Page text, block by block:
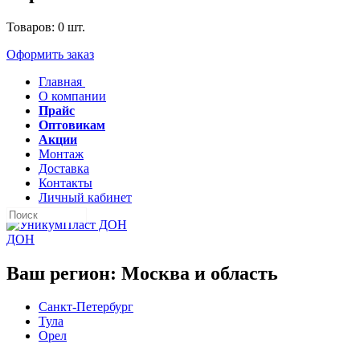
Товаров: 0 шт.
Оформить заказ
Главная
О компании
Прайс
Оптовикам
Акции
Монтаж
Доставка
Контакты
Личный кабинет
ДОН
Ваш регион: Москва и область
Санкт-Петербург
Тула
Орел